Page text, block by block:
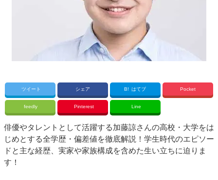
ツイート シェア B! はてブ Pocket
feedly Pinterest Line
俳優やタレントとして活躍する加藤諒さんの高校・大学をは
じめとする全学歴・偏差値を徹底解説！学生時代のエピソー
ドと主な経歴、実家や家族構成を含めた生い立ちに迫りま
す！